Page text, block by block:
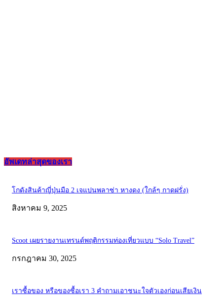
อัพเดทล่าสุดของเรา
โกดังสินค้าญี่ปุ่นมือ 2 เจแปนพลาซ่า หางดง (ใกล้ๆ กาดฝรั่ง)
สิงหาคม 9, 2025
Scoot เผยรายงานเทรนด์พฤติกรรมท่องเที่ยวแบบ “Solo Travel”
กรกฎาคม 30, 2025
เราซื้อของ หรือของซื้อเรา 3 คำถามเอาชนะใจตัวเองก่อนเสียเงิน